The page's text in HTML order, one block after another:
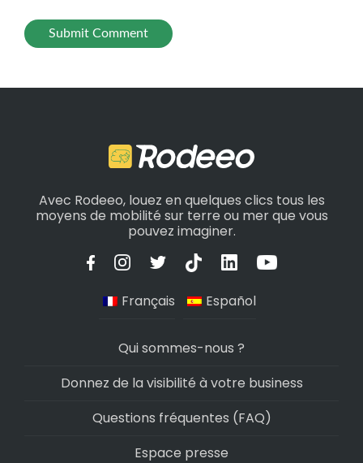
Avec Rodeeo, louez en quelques clics tous les
moyens de mobilité sur terre ou mer que vous
pouvez imaginer.
Français Español
Qui sommes-nous ?
Donnez de la visibilité à votre business
Questions fréquentes (FAQ)
Espace presse